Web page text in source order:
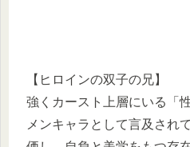
【ヒロインの双子の兄】
強くカースト上層にいる「
メンキャラとして言及され